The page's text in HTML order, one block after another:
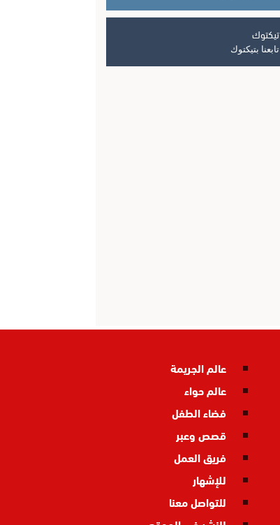
تيكتوك
تابعنا بتيكتوك
عالم الجريمة
عالم حواء
فضاء الطفل
قصص وعبر
فريق العمل
للإشهار
للتواصل معنا